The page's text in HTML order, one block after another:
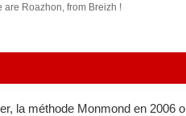
are Roazhon, from Breizh !
la méthode Monmond en